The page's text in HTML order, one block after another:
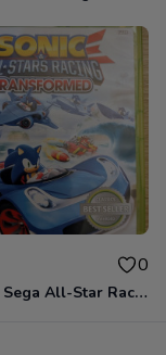
0
Sonic & Sega All-Star Racing - Transformed Xbox 360